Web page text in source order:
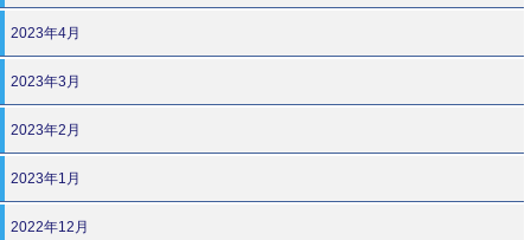
2023年4月
2023年3月
2023年2月
2023年1月
2022年12月